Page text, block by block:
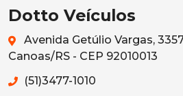
Dotto Veículos
Avenida Getúlio Vargas,
Canoas/RS - CEP 92010013
(51)3477-1010